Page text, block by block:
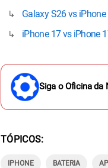
Galaxy S26 vs
iPhone 17 vs iPhone
Siga o Oficina da
TÓPICOS
IPHONE BATERIA